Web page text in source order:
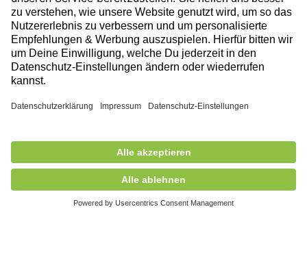
5,90 €
In den Korb
Folge uns auf unserer Reise!
Ausgezeichnet durch